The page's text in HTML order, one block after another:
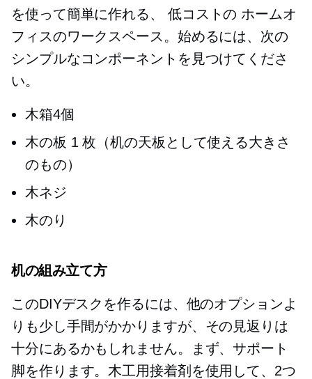
を使って簡単に作れる、 低コストの ホームオ
フィスのワークスペース。始めるには、次の
シンプルなコンポーネントを見つけてくださ
い。
木箱4個
木の板 1 枚（机の天板として使える大きさ
のもの）
木ネジ
木のり
机の組み立て方
このDIYデスクを作るには、他のオプションよ
りも少し手間がかかりますが、その見返りは
十分にあるかもしれません。まず、サポート
脚を作ります。木工用接着剤を使用して、2つ